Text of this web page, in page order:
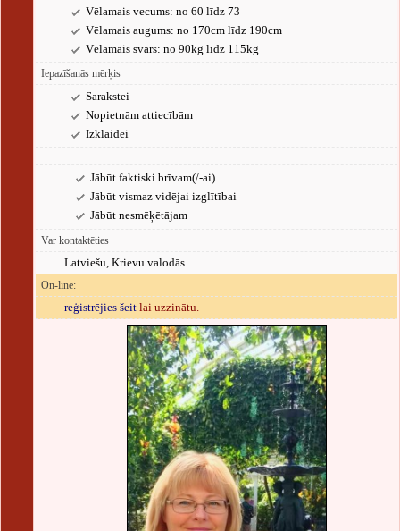
Vēlamais vecums: no 60 līdz 73
Vēlamais augums: no 170cm līdz 190cm
Vēlamais svars: no 90kg līdz 115kg
Iepazīšanās mērķis
Sarakstei
Nopietnām attiecībām
Izklaidei
Jābūt faktiski brīvam(/-ai)
Jābūt vismaz vidējai izglītībai
Jābūt nesmēķētājam
Var kontaktēties
Latviešu, Krievu valodās
On-line:
reģistrējies šeit lai uzzinātu.